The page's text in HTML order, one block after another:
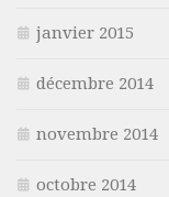
janvier 2015
décembre 2014
novembre 2014
octobre 2014